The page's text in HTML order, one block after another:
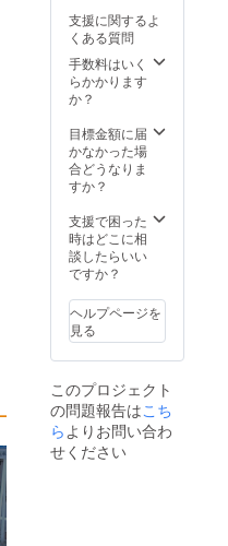
へイン
ストー
ルして
いただ
く必要
いま
す。
支援に関するよ
くある質問
手数料はいく
らかかります
か？
目標金額に届
かなかった場
合どうなりま
すか？
支援で困った
時はどこに相
談したらいい
ですか？
ヘルプページを
見る
このプロジェクト
の問題報告はこち
ら よりお問い合わ
せください